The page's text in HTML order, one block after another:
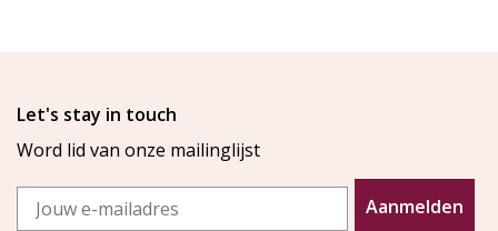
Let's stay in touch
Word lid van onze mailinglijst
Email
Aanmelden